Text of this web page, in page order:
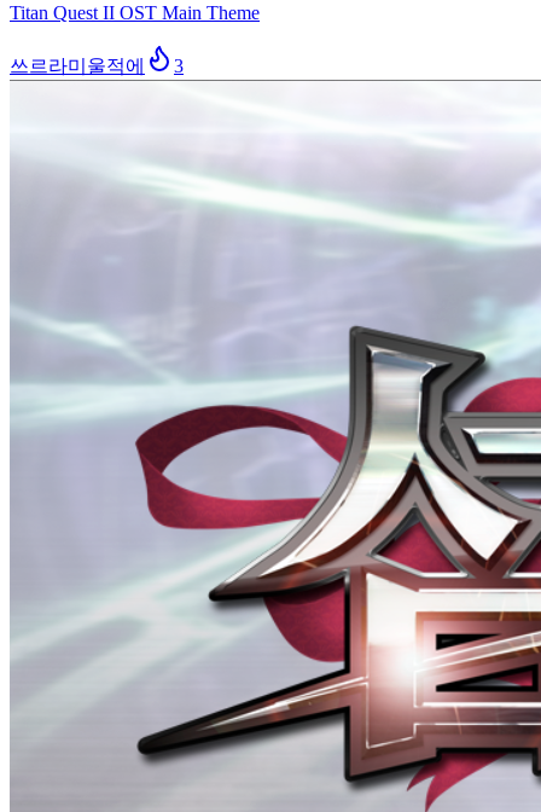
Titan Quest II OST Main Theme
쓰르라미울적에 3